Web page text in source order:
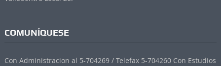
COMUNÍQUESE
Con Administracion al 5-704269 / Telefax 5-704260 Con Estudios